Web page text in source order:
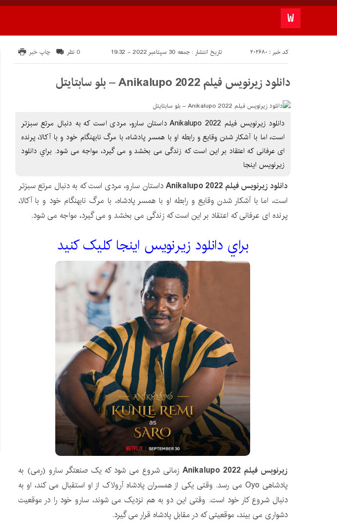
تاریخ انتشار : جمعه 30 سپتامبر 2022 - 19:32 کد خبر : 202680 چاپ خبر 0 نظر
دانلود زیرنویس فیلم Anikalupo 2022 – بلو سابتايتل
دانلود زیرنویس فیلم Anikalupo 2022 داستان سارو، مردی است که به دنبال مرتع سبزتر
است، اما با آشکار شدن وقایع و رابطه او با همسر پادشاه، با مرگ نابهنگام خود و با آکالا، پرنده
ای عرفانی که اعتقاد بر این است که زندگی می بخشد و می گیرد، مواجه می شود. براي دانلود
زيرنويس اينجا
دانلود زیرنویس فیلم Anikalupo 2022
داستان سارو، مردی است که به دنبال مرتع سبزتر
است، اما با آشکار شدن وقایع و رابطه او با همسر پادشاه، با مرگ نابهنگام خود و با آکالا،
پرنده ای عرفانی که اعتقاد بر این است که زندگی می بخشد و می گیرد، مواجه می شود.
براي دانلود زيرنويس اينجا کليک کنيد
زیرنویس فیلم Anikalupo 2022
زمانی شروع می شود که یک صنعتگر سارو (رمی) به
پادشاهی Oyo می رسد. وقتی یکی از همسران پادشاه آرولاک از او استقبال می کند، او به
دنبال شروع کار خود است. وقتی این دو به هم نزدیک می شوند، سارو خود را در موقعیت
دشواری می بیند، موقعیتی که در مقابل پادشاه قرار می گیرد.